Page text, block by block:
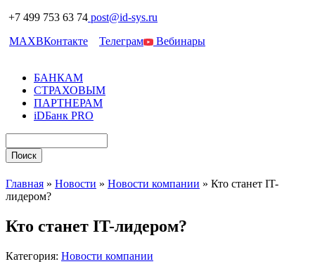
+7 499 753 63 74 post@id-sys.ru
MAXВКонтакте Телеграм Вебинары
БАНКАМ
СТРАХОВЫМ
ПАРТНЕРАМ
iDБанк PRO
Главная » Новости » Новости компании » Кто станет IT-
лидером?
Кто станет IT-лидером?
Категория: Новости компании